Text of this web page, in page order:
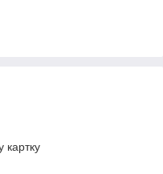
картку